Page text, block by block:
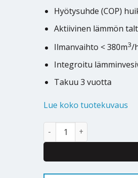
Hyötysuhde (COP)
Aktiivinen lämmön
Ilmanvaihto < 380m3/
Integroitu
Takuu 3 vuotta
Lue koko tuotekuvaus
Poistoilmalämpöpumppu
Alternative: